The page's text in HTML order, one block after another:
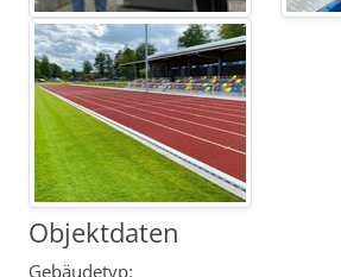
Objektdaten
Gebäudetyp: